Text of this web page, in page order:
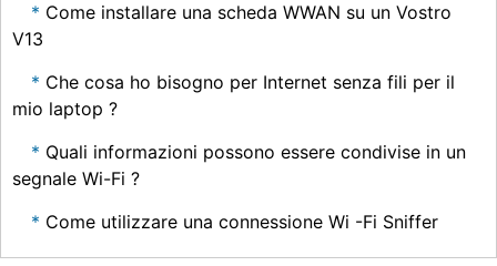
Come installare una scheda WWAN su un Vostro
V13
Che cosa ho bisogno per Internet senza fili per il
mio laptop ?
Quali informazioni possono essere condivise in un
segnale Wi-Fi ?
Come utilizzare una connessione Wi -Fi Sniffer